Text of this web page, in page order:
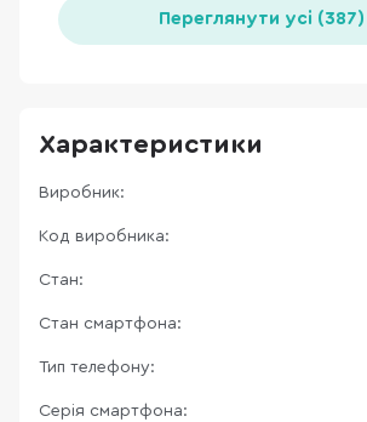
Переглянути усі (387)
Характеристики
Виробник:
Код виробника:
Стан:
Стан смартфона:
Тип телефону:
Серія смартфона: